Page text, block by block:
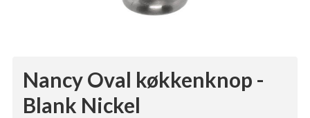
Nancy Oval køkkenknop -
Blank Nickel